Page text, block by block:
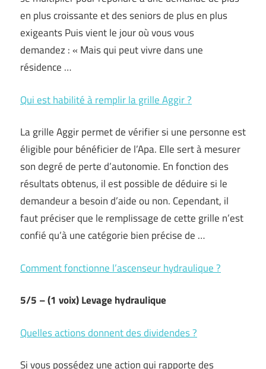
en plus croissante et des seniors de plus en plus
exigeants Puis vient le jour où vous vous
demandez : « Mais qui peut vivre dans une
résidence …
Qui est habilité à remplir la grille Aggir ?
La grille Aggir permet de vérifier si une personne est
éligible pour bénéficier de l’Apa. Elle sert à mesurer
son degré de perte d’autonomie. En fonction des
résultats obtenus, il est possible de déduire si le
demandeur a besoin d’aide ou non. Cependant, il
faut préciser que le remplissage de cette grille n’est
confié qu’à une catégorie bien précise de …
Comment fonctionne l’ascenseur hydraulique ?
5/5 – (1 voix) Levage hydraulique
Quelles actions donnent des dividendes ?
Si vous possédez une action qui rapporte des